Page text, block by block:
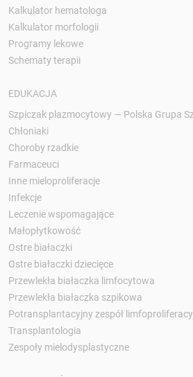
Kalkulator hematologa
Kalkulator morfologii
Programy lekowe
Schematy terapii
EDUKACJA
Szpiczak plazmocytowy — Polska Grupa
Chłoniaki
Choroby rzadkie
Farmaceuci
Inne mieloproliferacje
Infekcje
Leczenie wspomagające
Małopłytkowość
Ostre białaczki
Ostre białaczki dziecięce
Przewlekła białaczka limfocytowa
Przewlekła białaczka szpikowa
Potransplantacyjny zespół
Transplantologia
Zespoły mielodysplastyczne